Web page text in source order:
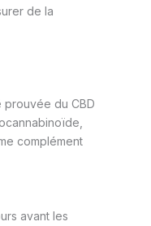
de la
prouvée du CBD
complément
avant les